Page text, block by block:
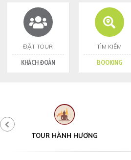
ĐẶT TOUR
KHÁCH ĐOÀN
TÌM KIẾM
BOOKING
TOUR HÀNH HƯƠNG